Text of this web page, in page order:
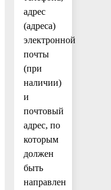
адрес
(адреса)
электронной
почты
(при
наличии)
и
почтовый
адрес, по
которым
должен
быть
направлен